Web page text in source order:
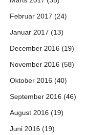
Februar 2017 (24)
Januar 2017 (13)
December 2016 (19)
November 2016 (58)
Oktober 2016 (40)
September 2016 (46)
August 2016 (19)
Juni 2016 (19)